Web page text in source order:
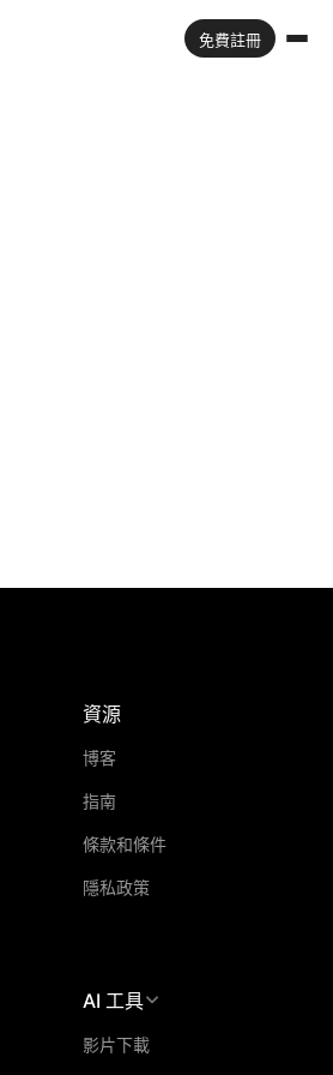
免費註冊
資源
博客
指南
條款和條件
隱私政策
AI 工具
影片下載